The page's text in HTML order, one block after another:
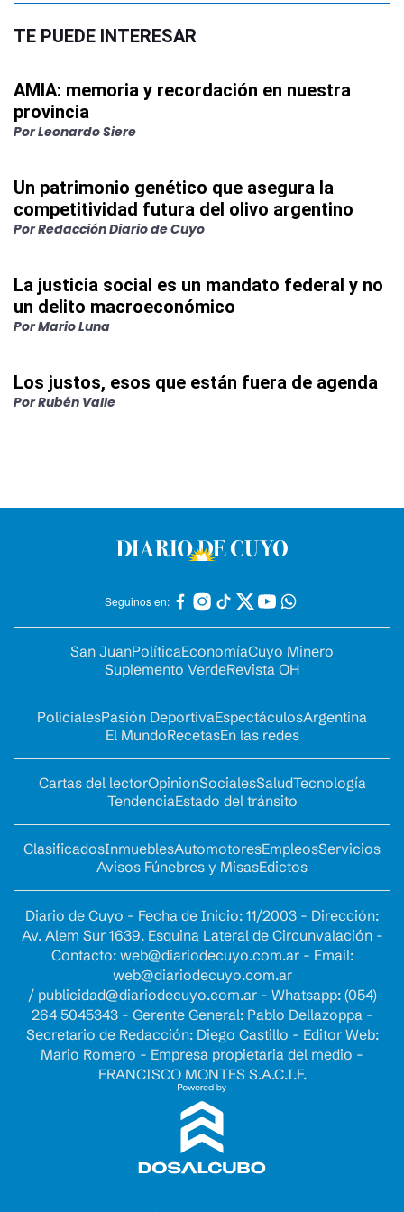
TE PUEDE INTERESAR
AMIA: memoria y recordación en nuestra
provincia
PorLeonardo Siere
Un patrimonio genético que asegura la
competitividad futura del olivo argentino
PorRedacción Diario de Cuyo
La justicia social es un mandato federal y no
un delito macroeconómico
PorMario Luna
Los justos, esos que están fuera de agenda
PorRubén Valle
Seguinos en:
San JuanPolíticaEconomíaCuyo Minero
Suplemento VerdeRevista OH
PolicialesPasión DeportivaEspectáculosArgentina
El MundoRecetasEn las redes
Cartas del lectorOpinionSocialesSaludTecnología
TendenciaEstado del tránsito
ClasificadosInmueblesAutomotoresEmpleosServicios
Avisos Fúnebres y MisasEdictos
Diario de Cuyo - Fecha de Inicio: 11/2003 - Dirección:
Av. Alem Sur 1639. Esquina Lateral de Circunvalación -
Contacto: web@diariodecuyo.com.ar- Email:
web@diariodecuyo.com.ar
/ publicidad@diariodecuyo.com.ar- Whatsapp: (054)
264 5045343 - Gerente General: Pablo Dellazoppa -
Secretario de Redacción: Diego Castillo - Editor Web:
Mario Romero - Empresa propietaria del medio -
FRANCISCO MONTES S.A.C.I.F.